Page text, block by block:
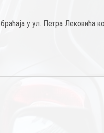
у ул. Петра Лековића